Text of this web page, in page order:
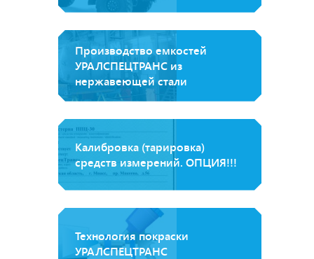
Производство емкостей
УРАЛСПЕЦТРАНС из
нержавеющей стали
Калибровка (тарировка)
средств измерений. ОПЦИЯ!!!
Технология покраски
УРАЛСПЕЦТРАНС